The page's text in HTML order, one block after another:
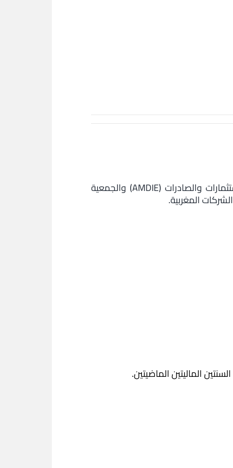
يهدف برنامج "Go-To-Market" بشراكة مع وزارة الاقتصاد والمالية والوكالة المغربية لتنمية الاستثمارات والصادرات (AMDIE) والجمعية